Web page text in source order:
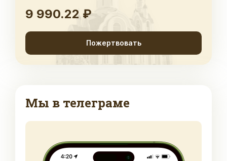
9 990.22 ₽
Пожертвовать
Мы в телеграме